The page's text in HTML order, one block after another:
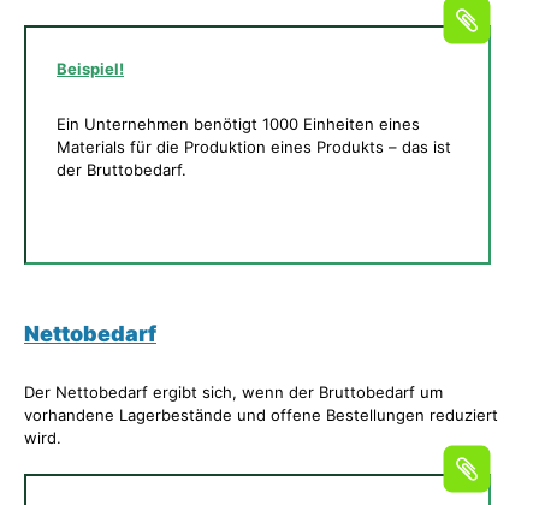
Beispiel!
Ein Unternehmen benötigt 1000 Einheiten eines
Materials für die Produktion eines Produkts – das ist
der Bruttobedarf.
Nettobedarf
Der Nettobedarf ergibt sich, wenn der Bruttobedarf um
vorhandene Lagerbestände und offene Bestellungen reduziert
wird.